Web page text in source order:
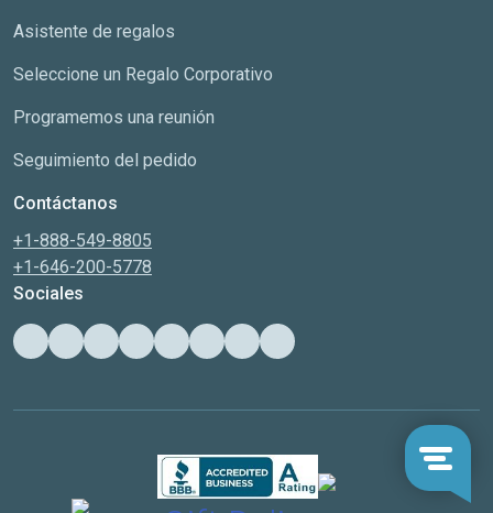
Asistente de regalos
Seleccione un Regalo Corporativo
Programemos una reunión
Seguimiento del pedido
Contáctanos
+1-888-549-8805
+1-646-200-5778
Sociales